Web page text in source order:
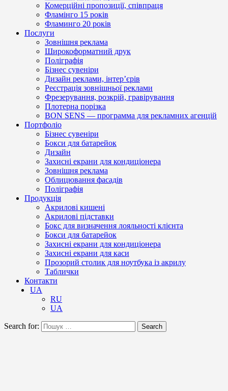
Комерційні пропозиції, співпраця
Фламінго 15 років
Фламинго 20 років
Послуги
Зовнішня реклама
Широкоформатний друк
Поліграфія
Бізнес сувеніри
Дизайн реклами, інтер’єрів
Реєстрація зовнішньої реклами
Фрезерування, розкрій, гравірування
Плотерна порізка
BON SENS — программа для рекламних агенцій
Портфоліо
Бізнес сувеніри
Бокси для батарейок
Дизайн
Захисні екрани для кондиціонера
Зовнішня реклама
Облицювання фасадів
Поліграфія
Продукція
Акрилові кишені
Акрилові підставки
Бокс для визначення лояльності клієнта
Бокси для батарейок
Захисні екрани для кондиціонера
Захисні екрани для каси
Прозорий столик для ноутбука із акрилу
Таблички
Контакти
UA
RU
UA
Search for: Search